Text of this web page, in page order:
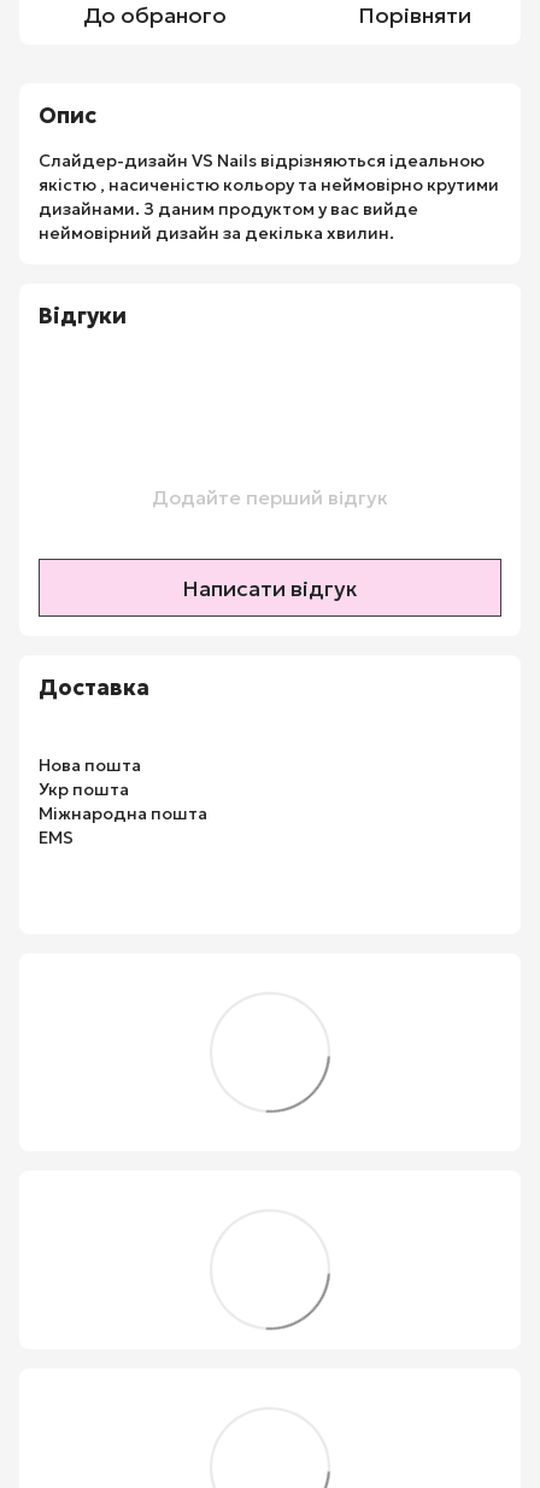
До обраного Порівняти
Опис
Слайдер-дизайн VS Nails відрізняються ідеальною
якістю , насиченістю кольору та неймовірно крутими
дизайнами. З даним продуктом у вас вийде
неймовірний дизайн за декілька хвилин.
Відгуки
Додайте перший відгук
Написати відгук
Доставка
Нова пошта
Укр пошта
Міжнародна пошта
EMS